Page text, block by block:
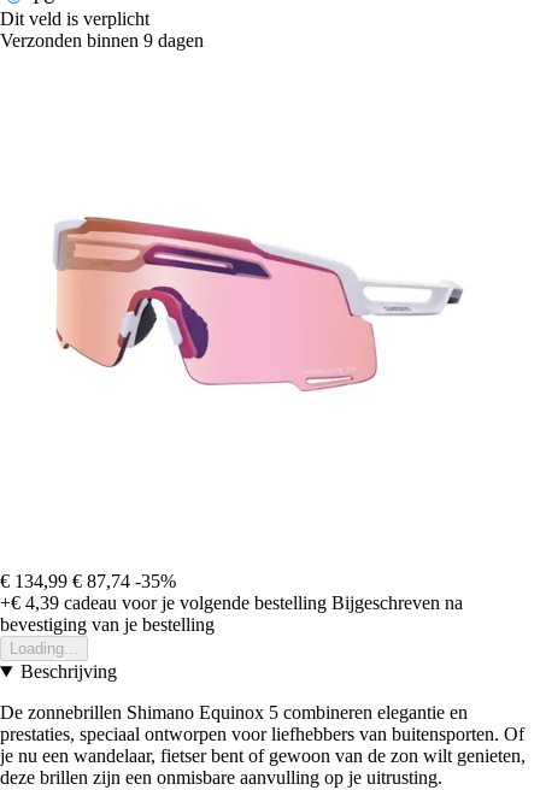
Dit veld is verplicht
Verzonden binnen 9 dagen
€ 134,99 € 87,74 -35%
+€ 4,39 cadeau voor je volgende bestelling Bijgeschreven na
bevestiging van je bestelling
Loading...
Beschrijving
De zonnebrillen Shimano Equinox 5 combineren elegantie en
prestaties, speciaal ontworpen voor liefhebbers van buitensporten. Of
je nu een wandelaar, fietser bent of gewoon van de zon wilt genieten,
deze brillen zijn een onmisbare aanvulling op je uitrusting.